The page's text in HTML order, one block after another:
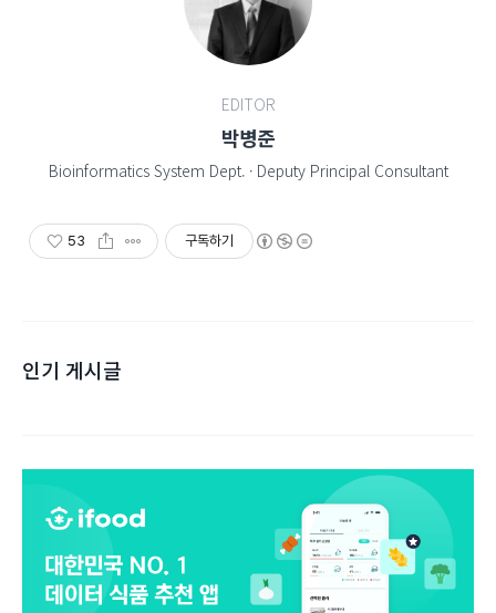
EDITOR
박병준
Bioinformatics System Dept. · Deputy Principal Consultant
53 구독하기
인기 게시글